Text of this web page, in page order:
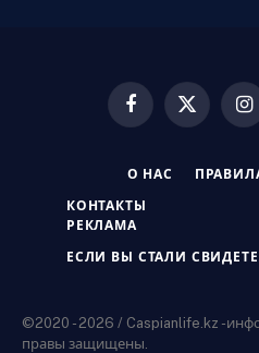
Facebook
X
О НАС
КОНТАКТЫ
РЕКЛАМА
ЕСЛИ ВЫ СТАЛИ
©2020 - 2026 / Caspianlife.kz -
правы защищены.